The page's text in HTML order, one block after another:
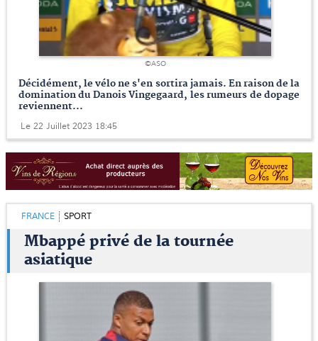
©ASO
Décidément, le vélo ne s'en sortira jamais. En raison de la
domination du Danois Vingegaard, les rumeurs de dopage
reviennent...
Le 22 Juillet 2023 18:45
FRANCE SPORT
Mbappé privé de la tournée
asiatique